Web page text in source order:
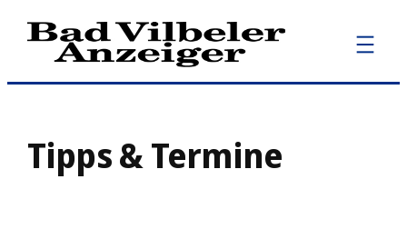
Zum
Inhalt
Tipps & Termine